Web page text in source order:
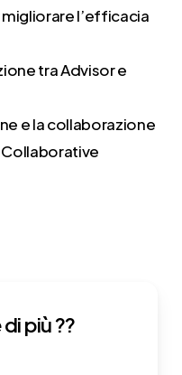
l’efficacia
tra Advisor e
e la collaborazione
Collaborative
più ??